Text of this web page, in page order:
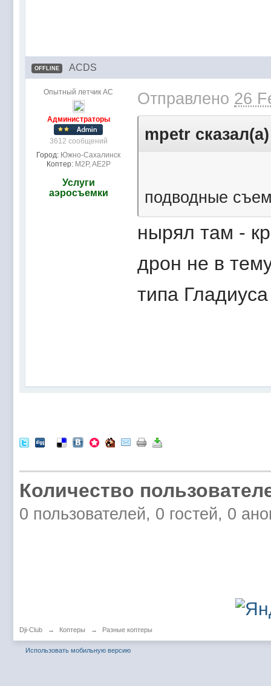
OFFLINE ACDS
Опытный летчик АС
Администраторы
3612 сообщений
Город: Южно-Сахалинск
Коптер: M2P, AE2P
Услуги
аэросъемки
Отправлено 26
mpetr сказал(а)
подводные
нырял там -
дрон не в
типа
Количество
0 пользователей, 0 гостей, 0
Dji-Club → Коптеры → Разные коптеры
Использовать мобильную версию